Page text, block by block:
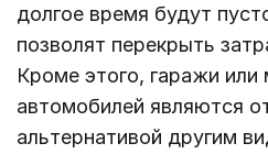
долгое время будут
позволят перекрыть
Кроме этого, гаражи или
автомобилей являются
альтернативой другим